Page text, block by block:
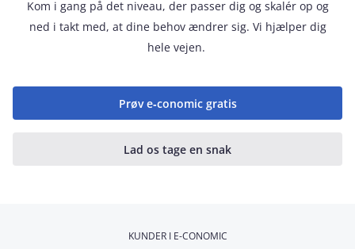
Kom i gang på det niveau, der passer dig og skalér op og
ned i takt med, at dine behov ændrer sig. Vi hjælper dig
hele vejen.
Prøv e‑conomic gratis
Lad os tage en snak
KUNDER I E-CONOMIC